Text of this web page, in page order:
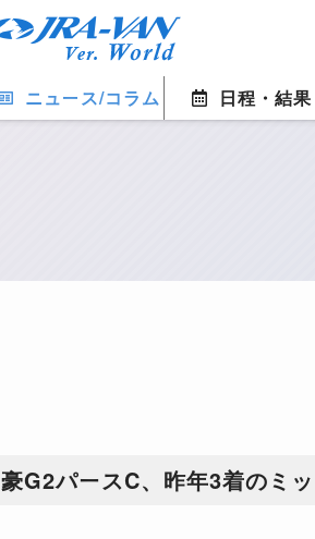
ニュース/コラム 日程・結果
豪G2パースC、昨年3着のミ